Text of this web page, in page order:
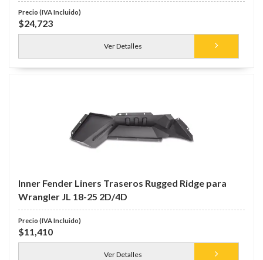
$24,723
Ver Detalles
Inner Fender Liners Traseros Rugged Ridge para
Wrangler JL 18-25 2D/4D
$11,410
Ver Detalles